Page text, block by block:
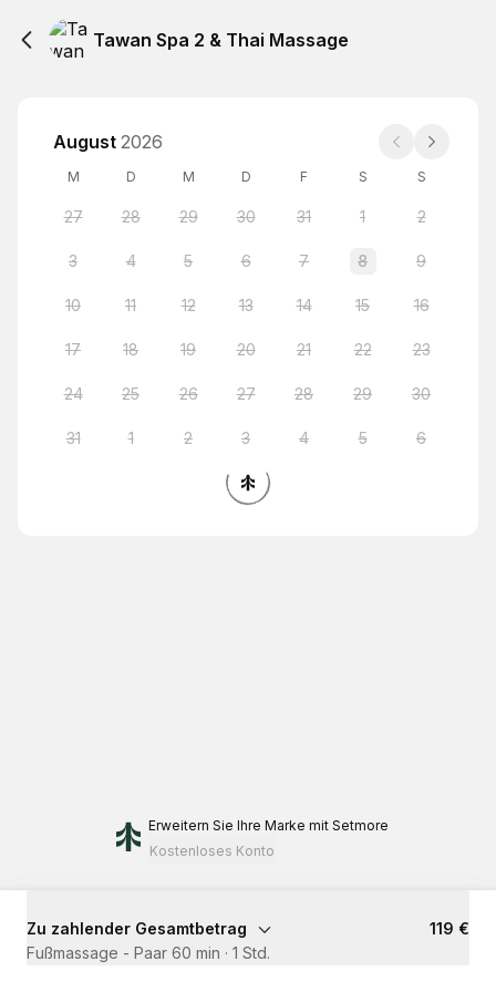
Tawan Spa 2 & Thai Massage
August 2026
M D M D F S S
27 28 29 30 31 1 2
3 4 5 6 7 8 9
10 11 12 13 14 15 16
17 18 19 20 21 22 23
24 25 26 27 28 29 30
31 1 2 3 4 5 6
Erweitern Sie Ihre Marke mit Setmore
Kostenloses Konto
Zu zahlender Gesamtbetrag
119 €
Fußmassage - Paar 60 min · 1 Std.